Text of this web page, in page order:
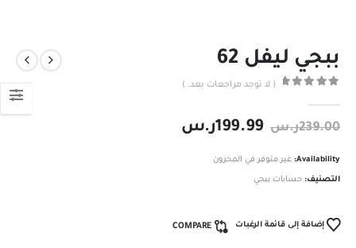
ببجي ليفل 62
( لا توجد مراجعات بعد. )
239.00ر.س 199.99ر.س
Availability: غير متوفر في المخزون
التصنيف: حسابات ببجي
إضافة إلى قائمة الرغبات COMPARE